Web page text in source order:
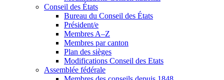
Conseil des États
Bureau du Conseil des États
Président/e
Membres A–Z
Membres par canton
Plan des sièges
Modifications Conseil des Etats
Assemblée fédérale